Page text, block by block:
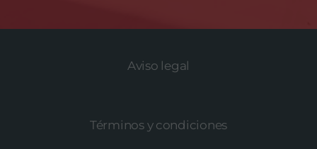
Aviso legal
Términos y condiciones